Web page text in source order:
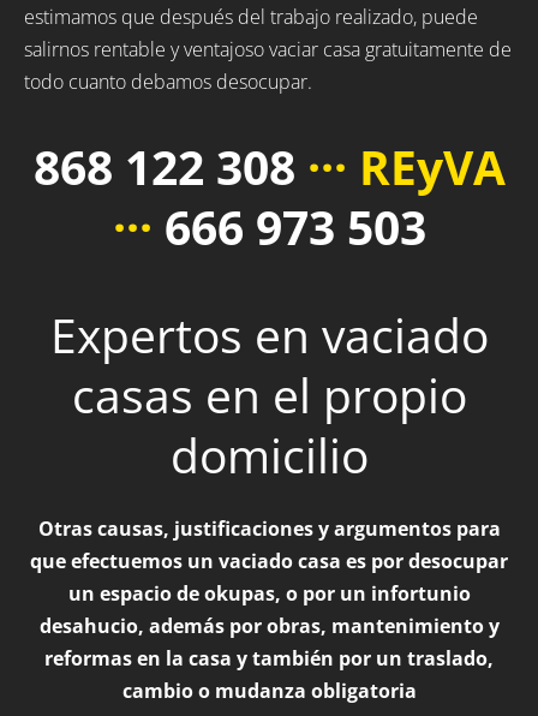
estimamos que después del trabajo realizado, puede
salirnos rentable y ventajoso vaciar casa gratuitamente de
todo cuanto debamos desocupar.
868 122 308 ··· REyVA
··· 666 973 503
Expertos en vaciado
casas en el propio
domicilio
Otras causas, justificaciones y argumentos para
que efectuemos un vaciado casa es por desocupar
un espacio de okupas, o por un infortunio
desahucio, además por obras, mantenimiento y
reformas en la casa y también por un traslado,
cambio o mudanza obligatoria